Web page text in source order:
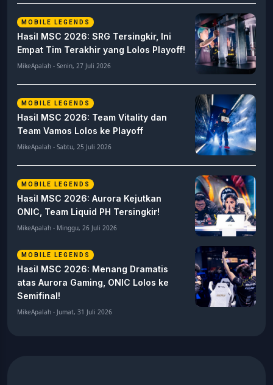
MOBILE LEGENDS
Hasil MSC 2026: SRG Tersingkir, Ini
Empat Tim Terakhir yang Lolos Playoff!
MikeApalah - Senin, 27 Juli 2026
MOBILE LEGENDS
Hasil MSC 2026: Team Vitality dan
Team Vamos Lolos ke Playoff
MikeApalah - Sabtu, 25 Juli 2026
MOBILE LEGENDS
Hasil MSC 2026: Aurora Kejutkan
ONIC, Team Liquid PH Tersingkir!
MikeApalah - Minggu, 26 Juli 2026
MOBILE LEGENDS
Hasil MSC 2026: Menang Dramatis
atas Aurora Gaming, ONIC Lolos ke
Semifinal!
MikeApalah - Jumat, 31 Juli 2026